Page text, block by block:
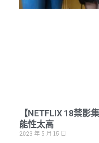
【NETFLIX 18禁影
能性太高
2023 年 5 月 15 日